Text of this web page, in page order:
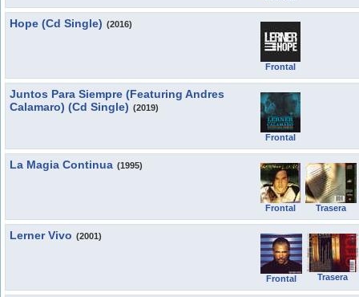
Hope (Cd Single) (2016)
Frontal
Juntos Para Siempre (Featuring Andres
Calamaro) (Cd Single) (2019)
Frontal
La Magia Continua (1995)
Frontal Trasera
Lerner Vivo (2001)
Frontal Trasera